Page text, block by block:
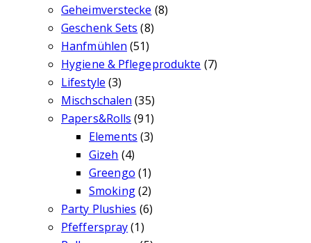
Geheimverstecke (8)
Geschenk Sets (8)
Hanfmühlen (51)
Hygiene & Pflegeprodukte (7)
Lifestyle (3)
Mischschalen (35)
Papers&Rolls (91)
Elements (3)
Gizeh (4)
Greengo (1)
Smoking(2)
Party Plushies (6)
Pfefferspray(1)